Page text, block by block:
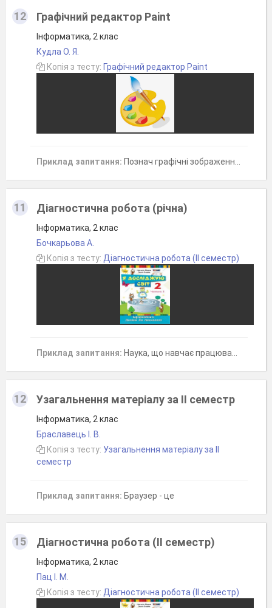
12 Графічний редактор Paint
Інформатика, 2 клас
Кудла О. Я.
Копія з тесту: Графічний редактор Paint
Приклад запитання: Познач графічні зображення (декілька правильних відповідей)
11 Діагностична робота (річна)
Інформатика, 2 клас
Бочкарьова А.
Копія з тесту: Діагностична робота (ІІ семестр)
Приклад запитання: Наука, що навчає працювати з інформацією, яка тебе оточує, за допомогою комп'ютера - це ...
12 Узагальнення матеріалу за ІІ семестр
Інформатика, 2 клас
Браславець І. В.
Копія з тесту: Узагальнення матеріалу за ІІ
семестр
Приклад запитання: Браузер - це
15 Діагностична робота (ІІ семестр)
Інформатика, 2 клас
Пац І. М.
Копія з тесту: Діагностична робота (ІІ семестр)